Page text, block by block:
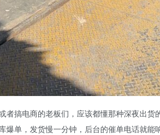
者搞电商的老板们，应该都懂那种深夜出货
爆单，发货慢一分钟，后台的催单电话就能